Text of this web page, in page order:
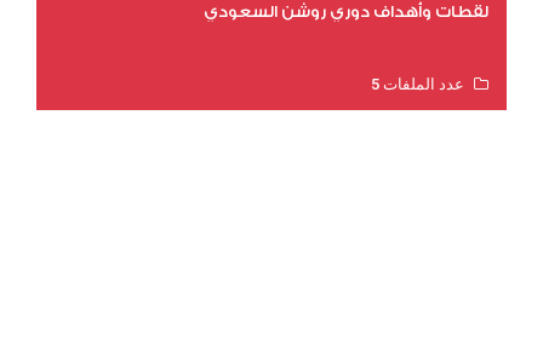
لقطات وأهداف دوري روشن السعودي
عدد الملفات 5